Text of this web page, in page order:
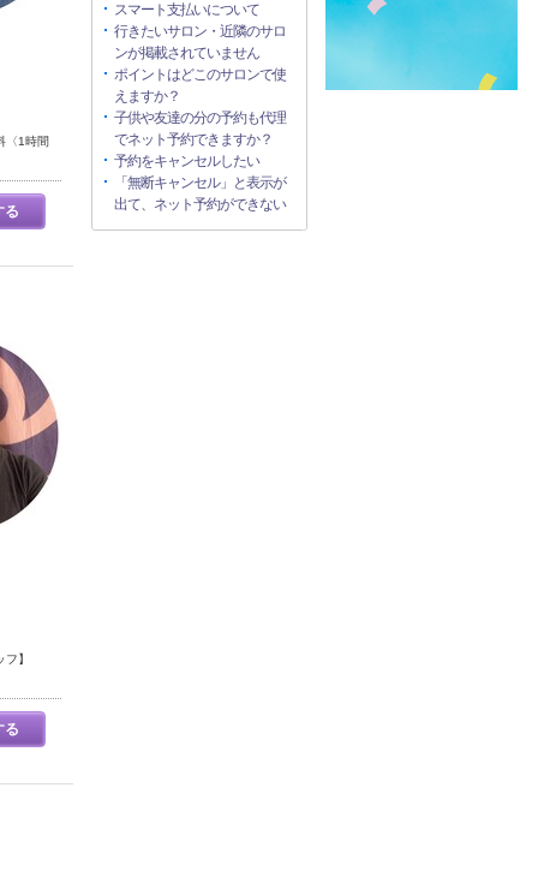
〈1時間
る
】
る
スマート支払いについて
行きたいサロン・近隣のサロ
ンが掲載されていません
ポイントはどこのサロンで使
えますか？
子供や友達の分の予約も代理
でネット予約できますか？
予約をキャンセルしたい
「無断キャンセル」と表示が
出て、ネット予約ができない